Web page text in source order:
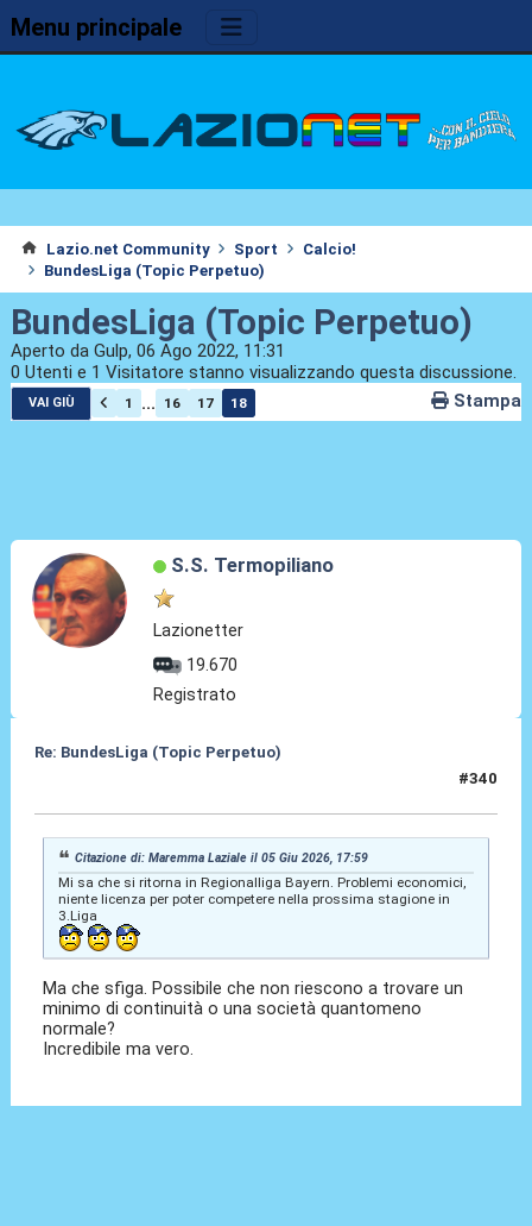
Menu principale
Lazio.net Community Sport
Calcio!
BundesLiga (Topic Perpetuo)
BundesLiga (Topic Perpetuo)
Aperto da Gulp, 06 Ago 2022, 11:31
0 Utenti e 1 Visitatore stanno visualizzando questa discussione.
VAI GIÙ 1 ... 16 17 18 Stampa
S.S. Termopiliano
Lazionetter
19.670
Registrato
Re: BundesLiga (Topic Perpetuo)
#340
Citazione di: Maremma Laziale il 05 Giu 2026, 17:59
Mi sa che si ritorna in Regionalliga Bayern. Problemi economici,
niente licenza per poter competere nella prossima stagione in
3.Liga
Ma che sfiga. Possibile che non riescono a trovare un
minimo di continuità o una società quantomeno
normale?
Incredibile ma vero.